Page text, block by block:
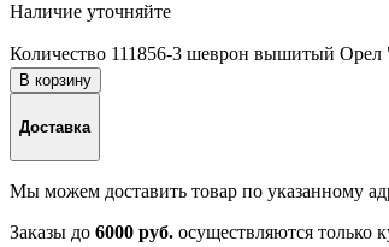
Наличие уточняйте
Количество 111856-3 шеврон вышитый
В корзину
Доставка
Мы можем доставить товар по указанному
Заказы до 6000 руб. осуществляются только